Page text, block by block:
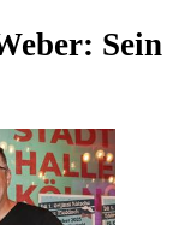
Sein